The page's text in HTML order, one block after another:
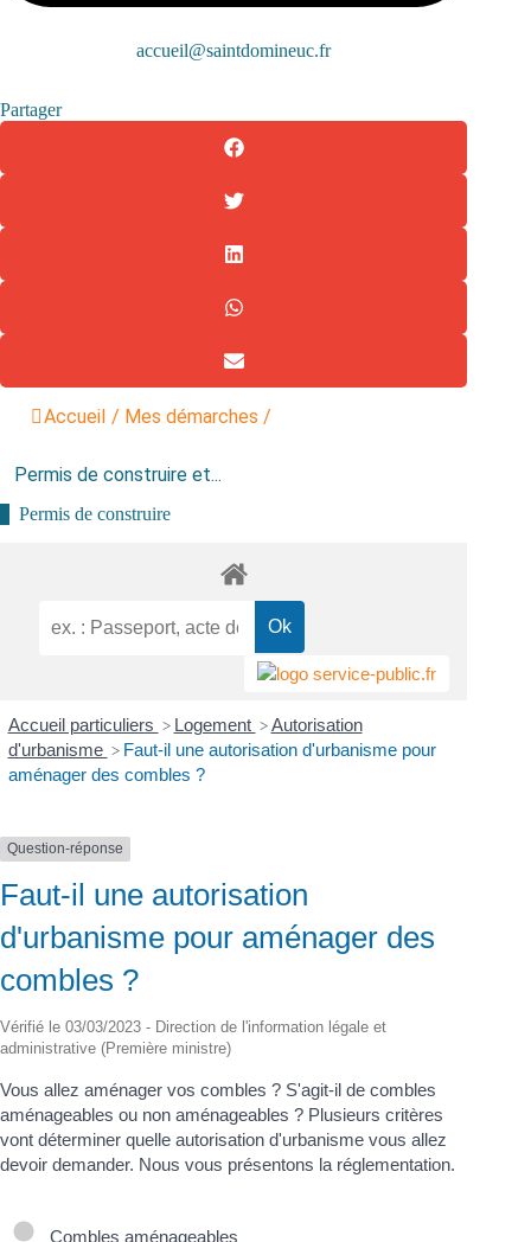
accueil@saintdomineuc.fr
Partager
Accueil / Mes démarches /
Permis de construire et...
Permis de construire
Accueil particuliers > Logement > Autorisation
d'urbanisme > Faut-il une autorisation d'urbanisme pour
aménager des combles ?
Question-réponse
Faut-il une autorisation
d'urbanisme pour aménager des
combles ?
Vérifié le 03/03/2023 - Direction de l'information légale et
administrative (Première ministre)
Vous allez aménager vos combles ? S'agit-il de combles
aménageables ou non aménageables ? Plusieurs critères
vont déterminer quelle autorisation d'urbanisme vous allez
devoir demander. Nous vous présentons la réglementation.
Combles aménageables